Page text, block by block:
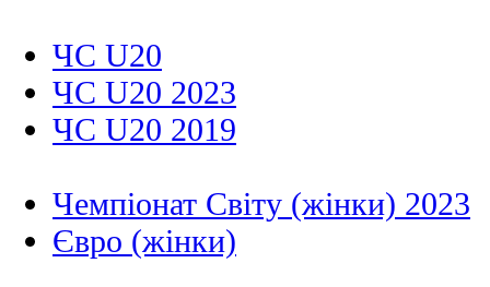
ЧС U20
ЧС U20 2023
ЧС U20 2019
Чемпіонат Світу (жінки) 2023
Євро (жінки)